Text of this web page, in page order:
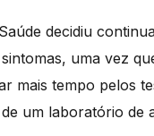
decidiu
uma vez
mais tempo pelos
um laboratório de